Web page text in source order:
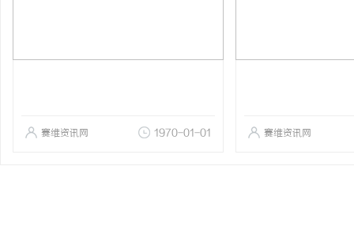
赛维资讯网 1970-01-01 赛维资讯网